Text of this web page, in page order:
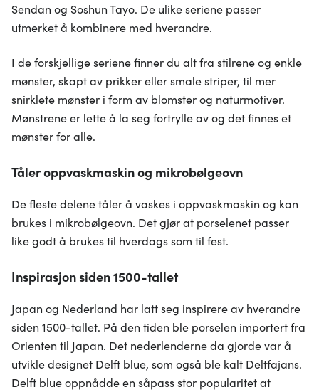
Sendan og Soshun Tayo. De ulike seriene passer
utmerket å kombinere med hverandre.
I de forskjellige seriene finner du alt fra stilrene og enkle
mønster, skapt av prikker eller smale striper, til mer
snirklete mønster i form av blomster og naturmotiver.
Mønstrene er lette å la seg fortrylle av og det finnes et
mønster for alle.
Tåler oppvaskmaskin og mikrobølgeovn
De fleste delene tåler å vaskes i oppvaskmaskin og kan
brukes i mikrobølgeovn. Det gjør at porselenet passer
like godt å brukes til hverdags som til fest.
Inspirasjon siden 1500-tallet
Japan og Nederland har latt seg inspirere av hverandre
siden 1500-tallet. På den tiden ble porselen importert fra
Orienten til Japan. Det nederlenderne da gjorde var å
utvikle designet Delft blue, som også ble kalt Deltfajans.
Delft blue oppnådde en såpass stor popularitet at